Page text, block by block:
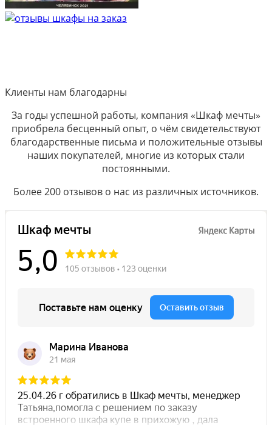
Клиенты нам благодарны
За годы успешной работы, компания «Шкаф мечты»
приобрела бесценный опыт, о чём свидетельствуют
благодарственные письма и положительные отзывы
наших покупателей, многие из которых стали
постоянными.
Более 200 отзывов о нас из различных источников.